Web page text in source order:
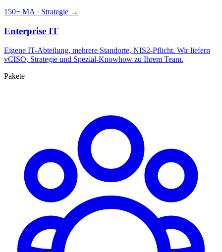
150+ MA · Strategie →
Enterprise IT
Eigene IT-Abteilung, mehrere Standorte, NIS2-Pflicht. Wir liefern
vCISO, Strategie und Spezial-Knowhow zu Ihrem Team.
Pakete